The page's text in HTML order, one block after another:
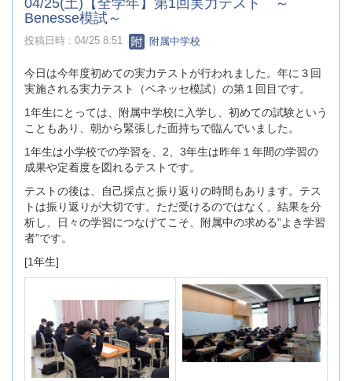
04/25(土)【全学年】第1回実力テスト ～
Benesse模試～
投稿日時 : 04/25 8:51 附属中学校
今日は今年度初めての実力テストが行われました。年に３回
実施される実力テスト（ベネッセ模試）の第１回目です。
1年生にとっては、附属中学校に入学し、初めての試験という
こともあり、朝から緊張した面持ちで臨んでいました。
1年生は小学校での学習を、2、3年生は昨年１年間の学習の
成果や定着度を図れるテストです。
テストの後は、自己採点と振り返りの時間もあります。テス
トは振り返りが大切です。ただ受けるのではなく、結果を分
析し、日々の学習につなげてこそ、附属中の求める”よき学習
者”です。
[1年生]